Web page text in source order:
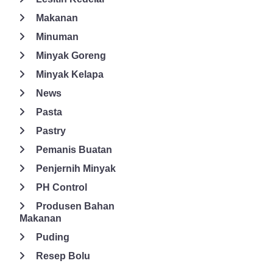
Makanan
Minuman
Minyak Goreng
Minyak Kelapa
News
Pasta
Pastry
Pemanis Buatan
Penjernih Minyak
PH Control
Produsen Bahan
Makanan
Puding
Resep Bolu